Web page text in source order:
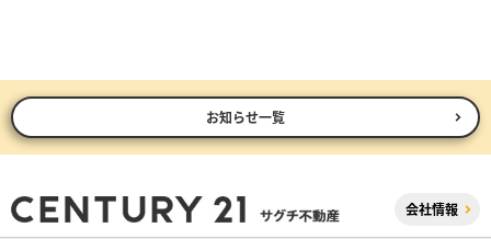
お知らせ一覧
会社情報